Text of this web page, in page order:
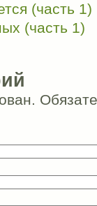
(часть 1)
(часть 1)